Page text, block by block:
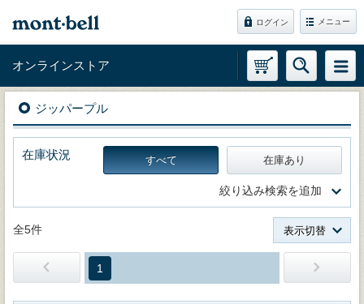
ログイン メニュー
オンラインストア
ジッパープル
在庫状況 すべて 在庫あり
絞り込み検索を追加
全5件 表示切替
1